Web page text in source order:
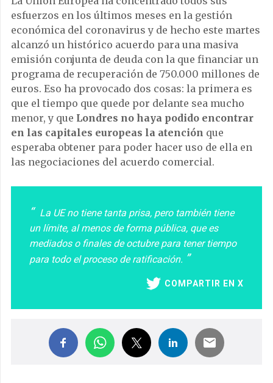
esfuerzos en los últimos meses en la gestión
económica del coronavirus y de hecho este martes
alcanzó un histórico acuerdo para una masiva
emisión conjunta de deuda con la que financiar un
programa de recuperación de 750.000 millones de
euros. Eso ha provocado dos cosas: la primera es
que el tiempo que quede por delante sea mucho
menor, y que Londres no haya podido encontrar
en las capitales europeas la atención que
esperaba obtener para poder hacer uso de ella en
las negociaciones del acuerdo comercial.
La UE no tiene tanta prisa, pero también tiene
un límite, al menos de forma pública, que es
mediados o finales de octubre para tener tiempo
para todo el proceso de ratificación.
COMPARTIR EN X